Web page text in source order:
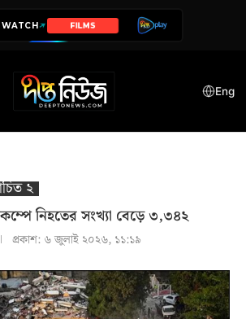
WATCH SERIES
Eng
২
নিহতের সংখ্যা বেড়ে ৩,৩৪২
প্রকাশ: ৬ জুলাই ২০২৬, ১১:১৯